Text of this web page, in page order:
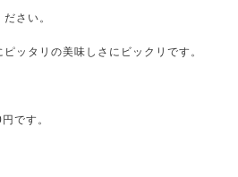
さい。
ッタリの美味しさにビックリです。
です。